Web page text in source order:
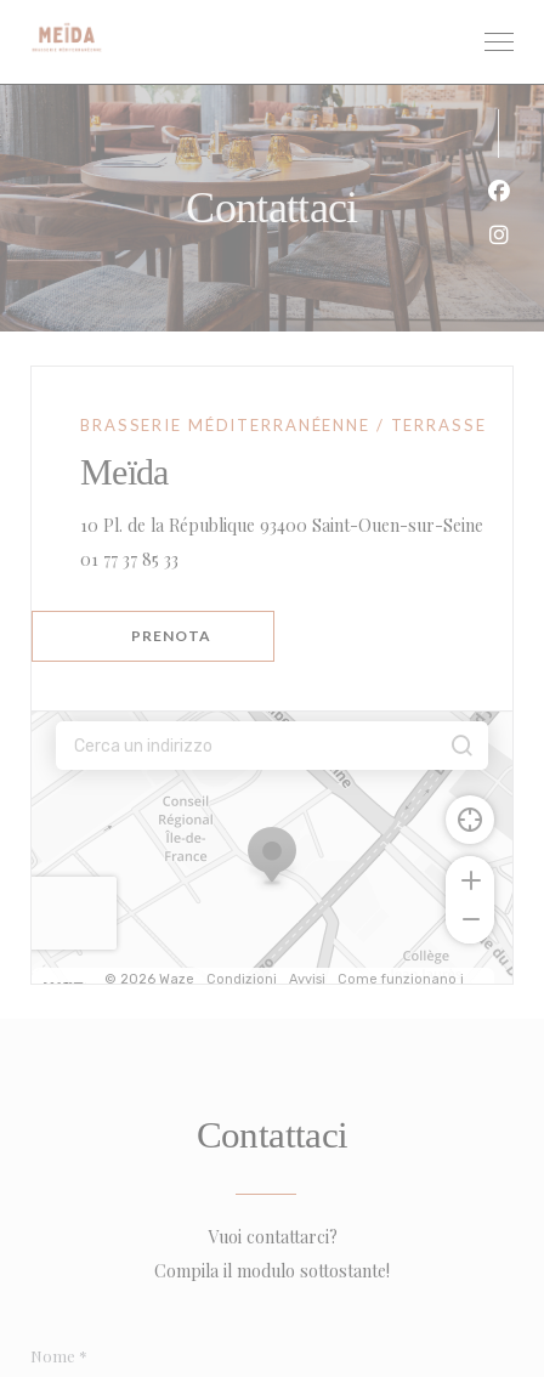
Contattaci
BRASSERIE MÉDITERRANÉENNE / TERRASSE
Meïda
10 Pl. de la République 93400 Saint-Ouen-sur-Seine
01 77 37 85 33
PRENOTA
Contattaci
Vuoi contattarci?
Compila il modulo sottostante!